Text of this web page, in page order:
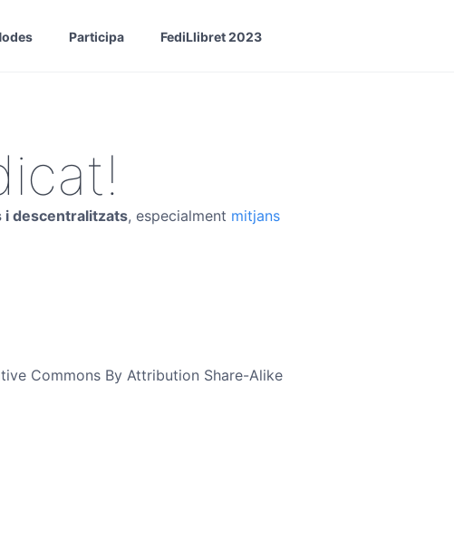
Participa FediLlibret 2023
i descentralitzats, especialment mitjans
Commons By Attribution Share-Alike